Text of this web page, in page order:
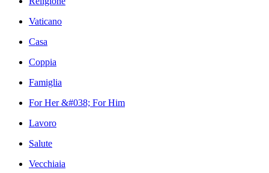
Vaticano
Casa
Coppia
Famiglia
For Her &#038; For Him
Lavoro
Salute
Vecchiaia